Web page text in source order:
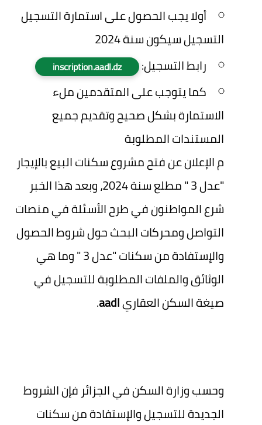
أولا يجب الحصول على استمارة التسجيل
التسجيل سيكون سنة 2024
رابط التسجيل:
inscription.aadl.dz
كما يتوجب على المتقدمين ملء
الاستمارة بشكل صحيح وتقديم جميع
المستندات المطلوبة
م الإعلان عن فتح مشروع سكنات البيع بالإيجار
"عدل 3 " مطلع سنة 2024، وبعد هذا الخبر
شرع المواطنون في طرح الأسئلة في منصات
التواصل ومحركات البحث حول شروط الحصول
والإستفادة من سكنات "عدل 3 " وما هي
الوثائق والملفات المطلوبة للتسجيل في
صيغة السكن العقاريaadl
.
وحسب وزارة السكن في الجزائر فإن الشروط
الجديدة للتسجيل والإستفادة من سكنات